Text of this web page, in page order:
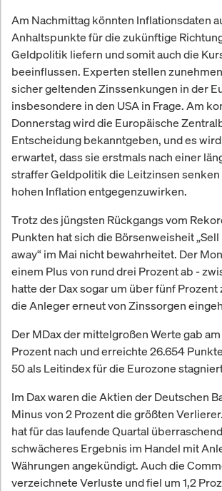
Am Nachmittag könnten Inflationsdaten
Anhaltspunkte für die zukünftige
Geldpolitik liefern und somit auch die
beeinflussen. Experten stellen
sicher geltenden Zinssenkungen in der
insbesondere in den USA in Frage. Am
Donnerstag wird die Europäische
Entscheidung bekanntgeben, und es
erwartet, dass sie erstmals nach einer
straffer Geldpolitik die Leitzinsen
hohen Inflation entgegenzuwirken.
Trotz des jüngsten Rückgangs vom
Punkten hat sich die Börsenweisheit „Sell
away“ im Mai nicht bewahrheitet. Der
einem Plus von rund drei Prozent ab -
hatte der Dax sogar um über fünf
die Anleger erneut von Zinssorgen
Der MDax der mittelgroßen Werte gab
Prozent nach und erreichte 26.654
50 als Leitindex für die Eurozone
Im Dax waren die Aktien der Deutschen
Minus von 2 Prozent die größten
hat für das laufende Quartal
schwächeres Ergebnis im Handel mit
Währungen angekündigt. Auch die
verzeichnete Verluste und fiel um 1,2